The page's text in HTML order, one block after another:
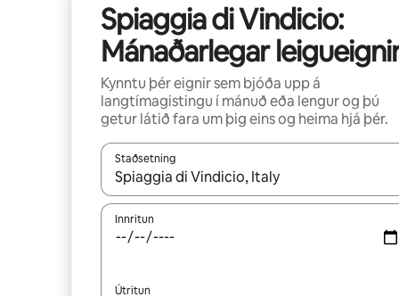
Spiaggia di Vindicio:
Mánaðarlegar
Kynntu þér eignir sem bjóða upp á
langtímagistingu í mánuð eða lengur og þú
getur látið fara um þig eins og heima hjá þér.
Staðsetning
Þegar niðurstöður liggja fyrir skaltu nota upp og
Innritun
Útritun